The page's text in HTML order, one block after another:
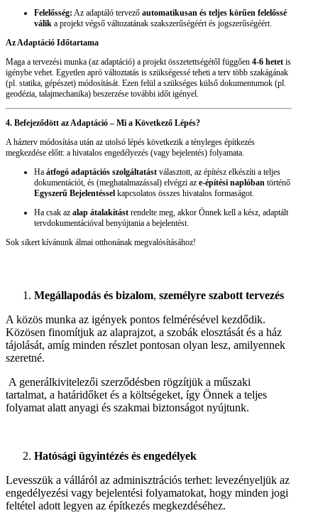
Felelősség: Az adaptáló tervező automatikusan és teljes körűen felelőssé
válik a projekt végső változatának szakszerűségéért és jogszerűségéért.
Az Adaptáció Időtartama
Maga a tervezési munka (az adaptáció) a projekt összetettségétől függően 4-6 hetet is
igénybe vehet. Egyetlen apró változtatás is szükségessé teheti a terv több szakágának
(pl. statika, gépészet) módosítását. Ezen felül a szükséges külső dokumentumok (pl.
geodézia, talajmechanika) beszerzése további időt igényel.
4. Befejeződött az Adaptáció – Mi a Következő Lépés?
A házterv módosítása után az utolsó lépés következik a tényleges építkezés
megkezdése előtt: a hivatalos engedélyezés (vagy bejelentés) folyamata.
Ha átfogó adaptációs szolgáltatást választott, az építész elkészíti a teljes
dokumentációt, és (meghatalmazással) elvégzi az e-építési naplóban történő
Egyszerű Bejelentéssel kapcsolatos összes hivatalos formaságot.
Ha csak az alap átalakítást rendelte meg, akkor Önnek kell a kész, adaptált
tervdokumentációval benyújtania a bejelentést.
Sok sikert kívánunk álmai otthonának megvalósításához!
Megállapodás és bizalom, személyre szabott tervezés
A közös munka az igények pontos felmérésével kezdődik.
Közösen finomítjuk az alaprajzot, a szobák elosztását és a ház
tájolását, amíg minden részlet pontosan olyan lesz, amilyennek
szeretné.
A generálkivitelezői szerződésben rögzítjük a műszaki
tartalmat, a határidőket és a költségeket, így Önnek a teljes
folyamat alatt anyagi és szakmai biztonságot nyújtunk.
Hatósági ügyintézés és engedélyek
Levesszük a válláról az adminisztrációs terhet: levezényeljük az
engedélyezési vagy bejelentési folyamatokat, hogy minden jogi
feltétel adott legyen az építkezés megkezdéséhez.